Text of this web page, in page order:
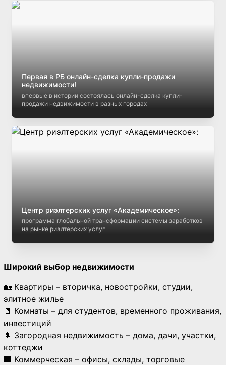
Первая в РБ онлайн-сделка купли-продажи
недвижимости!
впервые в истории состоялась онлайн-сделка купли-
продажи недвижимости в разных городах
Центр риэлтерских услуг «Академическое»:
программа глобальной трансформации системы заработков
на рынке риэлтерских услуг
Широкий выбор недвижимости
🏡 Квартиры – вторичка, новостройки, студии,
элитное жилье
🚪 Комнаты – для студентов, временного проживания,
инвестиций
🌲 Загородная недвижимость – дома, дачи, участки,
коттеджи
🏢 Коммерческая – офисы, склады, торговые